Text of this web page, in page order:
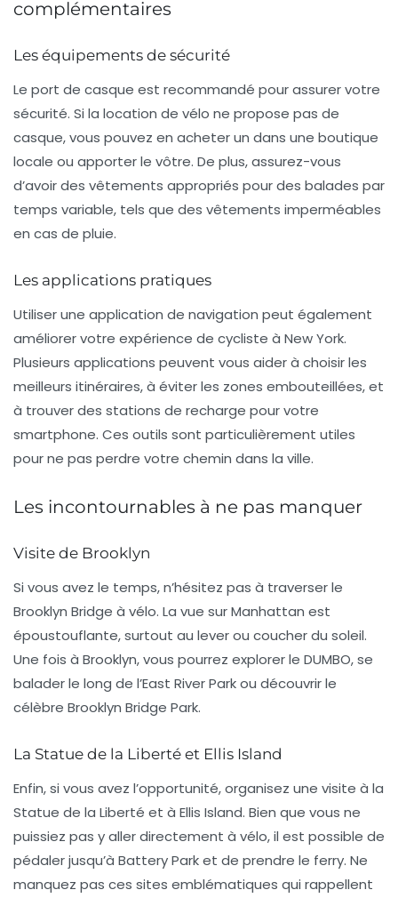
complémentaires
Les équipements de sécurité
Le port de casque est recommandé pour assurer votre
sécurité. Si la location de vélo ne propose pas de
casque, vous pouvez en acheter un dans une boutique
locale ou apporter le vôtre. De plus, assurez-vous
d’avoir des vêtements appropriés pour des balades par
temps variable, tels que des vêtements imperméables
en cas de pluie.
Les applications pratiques
Utiliser une application de navigation peut également
améliorer votre expérience de cycliste à New York.
Plusieurs applications peuvent vous aider à choisir les
meilleurs itinéraires, à éviter les zones embouteillées, et
à trouver des stations de recharge pour votre
smartphone. Ces outils sont particulièrement utiles
pour ne pas perdre votre chemin dans la ville.
Les incontournables à ne pas manquer
Visite de Brooklyn
Si vous avez le temps, n’hésitez pas à traverser le
Brooklyn Bridge à vélo. La vue sur Manhattan est
époustouflante, surtout au lever ou coucher du soleil.
Une fois à Brooklyn, vous pourrez explorer le DUMBO, se
balader le long de l’East River Park ou découvrir le
célèbre Brooklyn Bridge Park.
La Statue de la Liberté et Ellis Island
Enfin, si vous avez l’opportunité, organisez une visite à la
Statue de la Liberté et à Ellis Island. Bien que vous ne
puissiez pas y aller directement à vélo, il est possible de
pédaler jusqu’à Battery Park et de prendre le ferry. Ne
manquez pas ces sites emblématiques qui rappellent